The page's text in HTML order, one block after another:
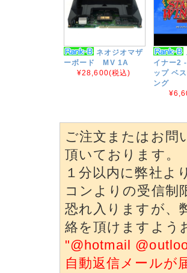
ネオジオマザ
ーボード MV 1A
¥28,600(税込)
イナー2
ップ ベ
ング
ご注文またはお問
頂いております。
１分以内に弊社よ
コンよりの受信制
恐れ入りますが、
絡を頂けますよう
"@hotmail
自動返信メールが